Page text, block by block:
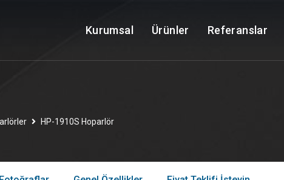
Kurumsal Ürünler Referanslar
HP-1910S Hoparlör